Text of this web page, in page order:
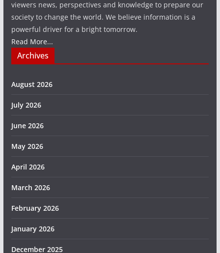
viewers news, perspectives and knowledge to prepare our
society to change the world. We believe information is a
powerful driver for a bright tomorrow.
Read More...
Archives
August 2026
July 2026
June 2026
May 2026
April 2026
March 2026
February 2026
January 2026
December 2025